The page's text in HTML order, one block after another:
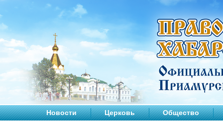
Новости Церковь Общество